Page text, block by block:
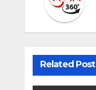
Related Post